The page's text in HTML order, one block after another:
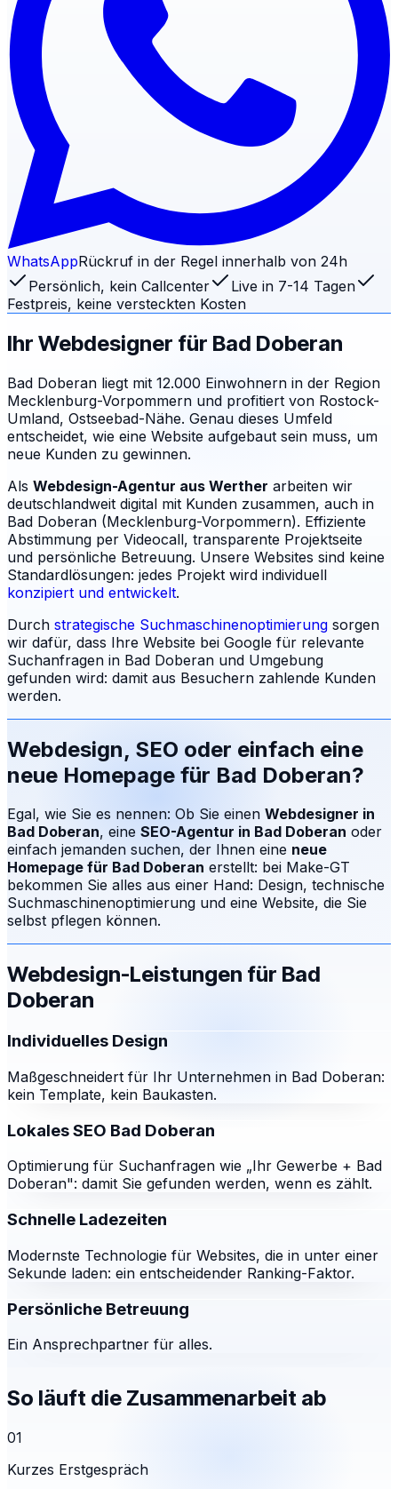
WhatsAppRückruf in der Regel innerhalb von 24h
Persönlich, kein Callcenter
Live in 7-14 Tagen
Festpreis, keine versteckten Kosten
Ihr Webdesigner für Bad Doberan
Bad Doberan liegt mit 12.000 Einwohnern in der Region
Mecklenburg-Vorpommern und profitiert von Rostock-
Umland, Ostseebad-Nähe. Genau dieses Umfeld
entscheidet, wie eine Website aufgebaut sein muss, um
neue Kunden zu gewinnen.
Als Webdesign-Agentur aus Werther arbeiten wir
deutschlandweit digital mit Kunden zusammen, auch in
Bad Doberan (Mecklenburg-Vorpommern). Effiziente
Abstimmung per Videocall, transparente Projektseite
und persönliche Betreuung. Unsere Websites sind keine
Standardlösungen: jedes Projekt wird individuell
konzipiert und entwickelt.
Durch strategische Suchmaschinenoptimierung sorgen
wir dafür, dass Ihre Website bei Google für relevante
Suchanfragen in Bad Doberan und Umgebung
gefunden wird: damit aus Besuchern zahlende Kunden
werden.
Webdesign, SEO oder einfach eine
neue Homepage für Bad Doberan?
Egal, wie Sie es nennen: Ob Sie einen Webdesigner in
Bad Doberan, eine SEO-Agentur in Bad Doberan oder
einfach jemanden suchen, der Ihnen eine neue
Homepage für Bad Doberan erstellt: bei Make-GT
bekommen Sie alles aus einer Hand: Design, technische
Suchmaschinenoptimierung und eine Website, die Sie
selbst pflegen können.
Webdesign-Leistungen für Bad
Doberan
Individuelles Design
Maßgeschneidert für Ihr Unternehmen in Bad Doberan:
kein Template, kein Baukasten.
Lokales SEO Bad Doberan
Optimierung für Suchanfragen wie „Ihr Gewerbe + Bad
Doberan": damit Sie gefunden werden, wenn es zählt.
Schnelle Ladezeiten
Modernste Technologie für Websites, die in unter einer
Sekunde laden: ein entscheidender Ranking-Faktor.
Persönliche Betreuung
Ein Ansprechpartner für alles.
So läuft die Zusammenarbeit ab
01
Kurzes Erstgespräch